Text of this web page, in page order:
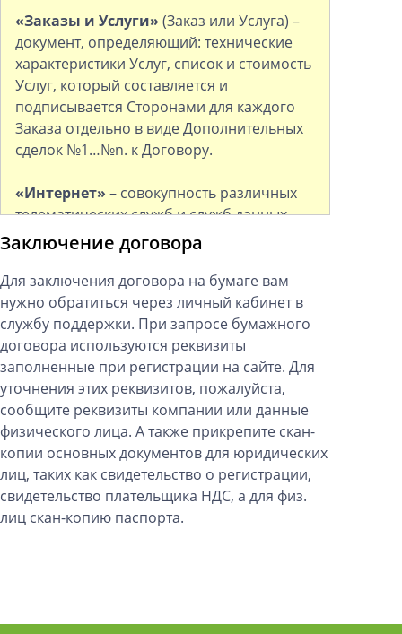
«Заказы и Услуги» (Заказ или Услуга) –
документ, определяющий: технические
характеристики Услуг, список и стоимость
Услуг, который составляется и
подписывается Сторонами для каждого
Заказа отдельно в виде Дополнительных
сделок №1…№n. к Договору.
«Интернет» – совокупность различных
телематических служб и служб данных,
основанная на взаимосоединении сетей
связи и построеная на основе стандартов,
получивших название протокола TCP/IP.
«Услуги»или«Услуга»– услуги,
предоставляемые Исполнителем
Заказчику на условиях в соответствии с
положениями Договора и Заказа Услуги.
«Личный кабинет Заказчика»–
специальный раздел на веб-серверах
Заказчика, к которому Заказчик имеет
доступ благодаря Учетной записи, и в
которой содержатся доступные Заказчику
«Функция автоматического
Заключение договора
Для заключения договора на бумаге вам
нужно обратиться через личный кабинет в
службу поддержки. При запросе бумажного
договора используются реквизиты
заполненные при регистрации на сайте. Для
уточнения этих реквизитов, пожалуйста,
сообщите реквизиты компании или данные
физического лица. А также прикрепите скан-
копии основных документов для юридических
лиц, таких как свидетельство о регистрации,
свидетельство плательщика НДС, а для физ.
лиц скан-копию паспорта.